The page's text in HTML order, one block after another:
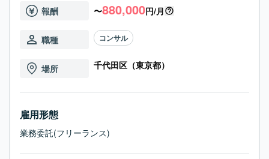
報酬 〜880,000円/月
職種 コンサル
場所 千代田区（東京都）
雇用形態
業務委託(フリーランス)